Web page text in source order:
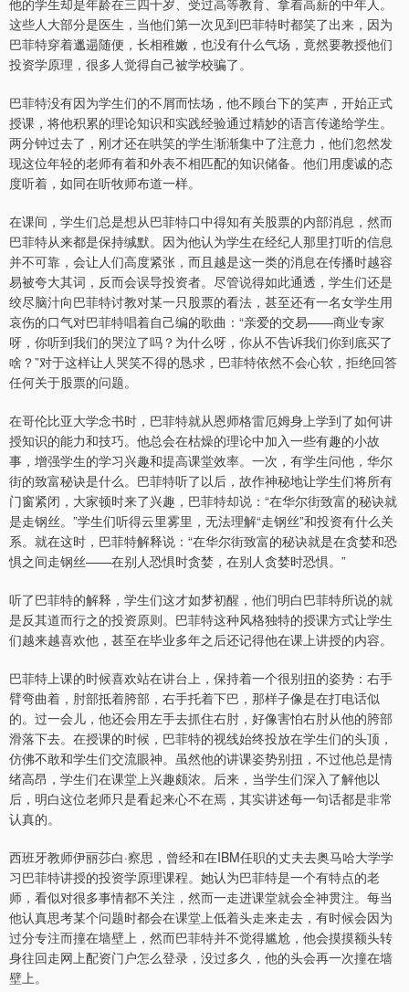
他的学生却是年龄在三四十岁、受过高等教育、拿着高薪的中年人。
这些人大部分是医生，当他们第一次见到巴菲特时都笑了出来，因为
巴菲特穿着邋遢随便，长相稚嫩，也没有什么气场，竟然要教授他们
投资学原理，很多人觉得自己被学校骗了。
巴菲特没有因为学生们的不屑而怯场，他不顾台下的笑声，开始正式
授课，将他积累的理论知识和实践经验通过精妙的语言传递给学生。
两分钟过去了，刚才还在哄笑的学生渐渐集中了注意力，他们忽然发
现这位年轻的老师有着和外表不相匹配的知识储备。他们用虔诚的态
度听着，如同在听牧师布道一样。
在课间，学生们总是想从巴菲特口中得知有关股票的内部消息，然而
巴菲特从来都是保持缄默。因为他认为学生在经纪人那里打听的信息
并不可靠，会让人们高度紧张，而且越是这一类的消息在传播时越容
易被夸大其词，反而会误导投资者。尽管说得如此通透，学生们还是
绞尽脑汁向巴菲特讨教对某一只股票的看法，甚至还有一名女学生用
哀伤的口气对巴菲特唱着自己编的歌曲：“亲爱的交易——商业专家
呀，你听到我们的哭泣了吗？为什么呀，你从不告诉我们你到底买了
啥？”对于这样让人哭笑不得的恳求，巴菲特依然不会心软，拒绝回答
任何关于股票的问题。
在哥伦比亚大学念书时，巴菲特就从恩师格雷厄姆身上学到了如何讲
授知识的能力和技巧。他总会在枯燥的理论中加入一些有趣的小故
事，增强学生的学习兴趣和提高课堂效率。一次，有学生问他，华尔
街的致富秘诀是什么。巴菲特听了以后，故作神秘地让学生们将所有
门窗紧闭，大家顿时来了兴趣，巴菲特却说：“在华尔街致富的秘诀就
是走钢丝。”学生们听得云里雾里，无法理解“走钢丝”和投资有什么关
系。就在这时，巴菲特解释说：“在华尔街致富的秘诀就是在贪婪和恐
惧之间走钢丝——在别人恐惧时贪婪，在别人贪婪时恐惧。”
听了巴菲特的解释，学生们这才如梦初醒，他们明白巴菲特所说的就
是反其道而行之的投资原则。巴菲特这种风格独特的授课方式让学生
们越来越喜欢他，甚至在毕业多年之后还记得他在课上讲授的内容。
巴菲特上课的时候喜欢站在讲台上，保持着一个很别扭的姿势：右手
臂弯曲着，肘部抵着胯部，右手托着下巴，那样子像是在打电话似
的。过一会儿，他还会用左手去抓住右肘，好像害怕右肘从他的胯部
滑落下去。在授课的时候，巴菲特的视线始终投放在学生们的头顶，
仿佛不敢和学生们交流眼神。虽然他的讲课姿势别扭，不过他总是情
绪高昂，学生们在课堂上兴趣颇浓。后来，当学生们深入了解他以
后，明白这位老师只是看起来心不在焉，其实讲述每一句话都是非常
认真的。
西班牙教师伊丽莎白·察思，曾经和在IBM任职的丈夫去奥马哈大学学
习巴菲特讲授的投资学原理课程。她认为巴菲特是一个有特点的老
师，看似对很多事情都不关注，然而一走进课堂就会全神贯注。每当
他认真思考某个问题时都会在课堂上低着头走来走去，有时候会因为
过分专注而撞在墙壁上，然而巴菲特并不觉得尴尬，他会摸摸额头转
身往回走网上配资门户怎么登录，没过多久，他的头会再一次撞在墙
壁上。